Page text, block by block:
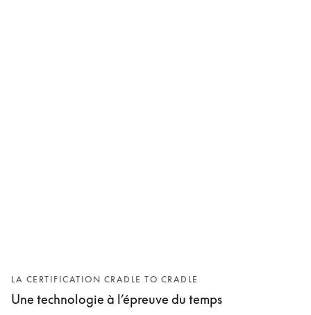
LA CERTIFICATION CRADLE TO CRADLE
Une technologie à l’épreuve du temps